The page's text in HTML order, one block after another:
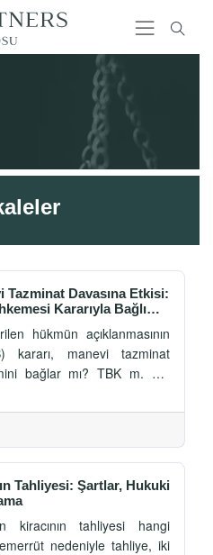
Tazminat Davasına Etkisi:
Kararıyla Bağlı
hükmün açıklanmasının
kararı, manevi tazminat
bağlar mı? TBK m. 74,
etkisi ayrıntılı olarak
Tahliyesi: Şartlar, Hukuki
kiracının tahliyesi hangi
nedeniyle tahliye, iki